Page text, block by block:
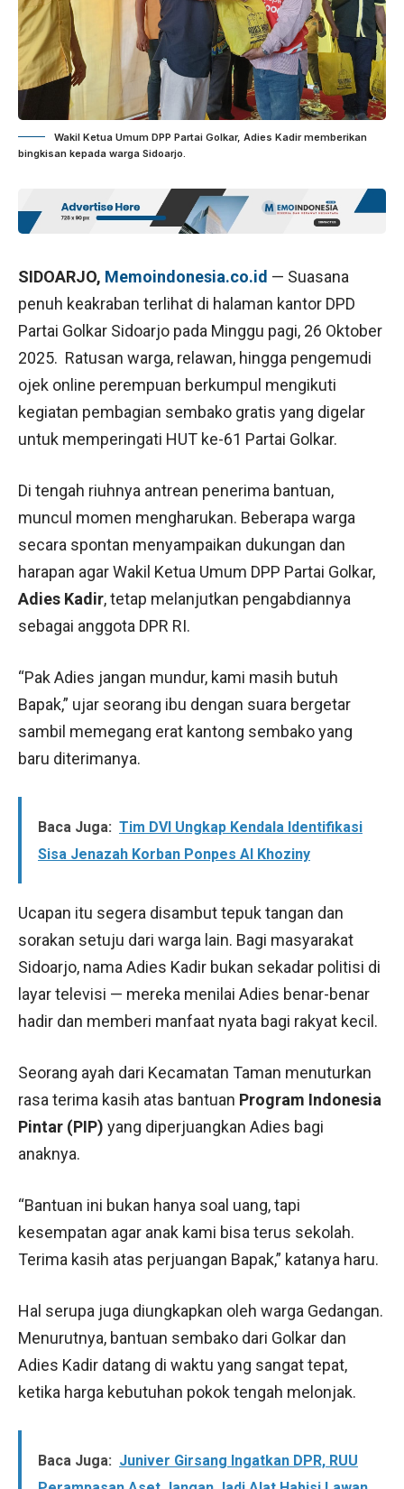
Wakil Ketua Umum DPP Partai Golkar, Adies Kadir memberikan
bingkisan kepada warga Sidoarjo.
SIDOARJO, Memoindonesia.co.id — Suasana
penuh keakraban terlihat di halaman kantor DPD
Partai Golkar Sidoarjo pada Minggu pagi, 26 Oktober
2025. Ratusan warga, relawan, hingga pengemudi
ojek online perempuan berkumpul mengikuti
kegiatan pembagian sembako gratis yang digelar
untuk memperingati HUT ke-61 Partai Golkar.
Di tengah riuhnya antrean penerima bantuan,
muncul momen mengharukan. Beberapa warga
secara spontan menyampaikan dukungan dan
harapan agar Wakil Ketua Umum DPP Partai Golkar,
Adies Kadir, tetap melanjutkan pengabdiannya
sebagai anggota DPR RI.
“Pak Adies jangan mundur, kami masih butuh
Bapak,” ujar seorang ibu dengan suara bergetar
sambil memegang erat kantong sembako yang
baru diterimanya.
Baca Juga: Tim DVI Ungkap Kendala Identifikasi
Sisa Jenazah Korban Ponpes Al Khoziny
Ucapan itu segera disambut tepuk tangan dan
sorakan setuju dari warga lain. Bagi masyarakat
Sidoarjo, nama Adies Kadir bukan sekadar politisi di
layar televisi — mereka menilai Adies benar-benar
hadir dan memberi manfaat nyata bagi rakyat kecil.
Seorang ayah dari Kecamatan Taman menuturkan
rasa terima kasih atas bantuan Program Indonesia
Pintar (PIP) yang diperjuangkan Adies bagi
anaknya.
“Bantuan ini bukan hanya soal uang, tapi
kesempatan agar anak kami bisa terus sekolah.
Terima kasih atas perjuangan Bapak,” katanya haru.
Hal serupa juga diungkapkan oleh warga Gedangan.
Menurutnya, bantuan sembako dari Golkar dan
Adies Kadir datang di waktu yang sangat tepat,
ketika harga kebutuhan pokok tengah melonjak.
Baca Juga: Juniver Girsang Ingatkan DPR, RUU